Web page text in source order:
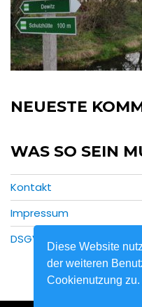
NEUESTE
WAS SO SEIN
Kontakt
Impressum
DSGVO
Diese Website
der weiteren
Cookienutzung zu.